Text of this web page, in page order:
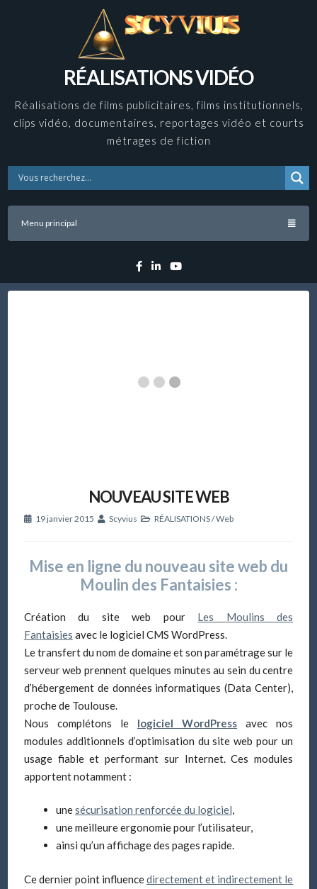
RÉALISATIONS VIDÉO
Réalisations de films publicitaires, films institutionnels,
clips vidéo, documentaires, reportages vidéo et courts
métrages de fiction
Menu principal
Facebook
LinkedinYouTube
NOUVEAU SITE WEB
19 janvier 2015 Scyvius RÉALISATIONS/Web
Mise en ligne du nouveau site web du
Moulin des Fantaisies :
Création du site web pour Les Moulins des
Fantaisies avec le logiciel CMS WordPress.
Le transfert du nom de domaine et son paramétrage sur le
serveur web prennent quelques minutes au sein du centre
d’hébergement de données informatiques (Data Center),
proche de Toulouse.
Nous complétons le logiciel WordPress avec nos
modules additionnels d’optimisation du site web pour un
usage fiable et performant sur Internet. Ces modules
apportent notamment :
unesécurisation renforcée du logiciel,
une meilleure ergonomie pour l’utilisateur,
ainsi qu’un affichage des pages rapide.
Ce dernier point influencedirectement et indirectement le